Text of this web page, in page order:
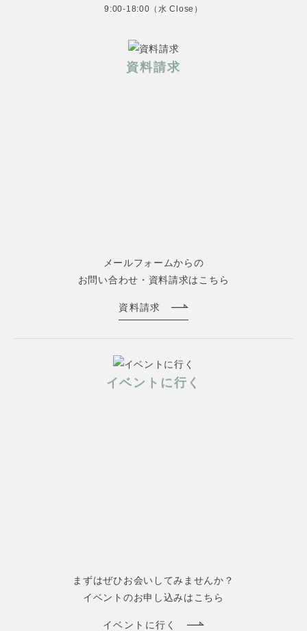
9:00-18:00（水 Close）
資料請求
メールフォームからの
お問い合わせ・資料請求はこちら
資料請求
イベントに行く
まずはぜひお会いしてみませんか？
イベントのお申し込みはこちら
イベントに行く